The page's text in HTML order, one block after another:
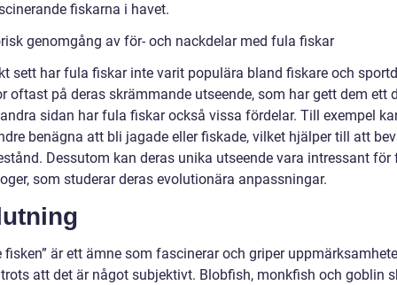
fiskarna i havet.
genomgång av för- och nackdelar med fula fiskar
sett har fula fiskar inte varit populära bland fiskare och
oftast på deras skrämmande utseende, som har gett dem ett
sidan har fula fiskar också vissa fördelar. Till exempel
benägna att bli jagade eller fiskade, vilket hjälper till att
Dessutom kan deras unika utseende vara intressant för
som studerar deras evolutionära anpassningar.
fisken” är ett ämne som fascinerar och griper
att det är något subjektivt. Blobfish, monkfish och goblin